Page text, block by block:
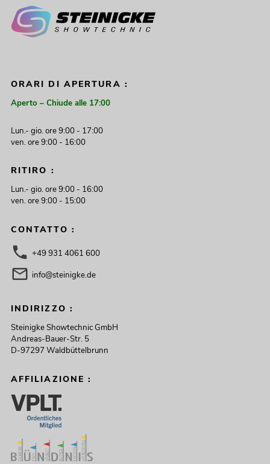
ORARI DI APERTURA :
Aperto – Chiude alle 17:00
Lun.- gio. ore 9:00 - 17:00
ven. ore 9:00 - 16:00
RITIRO :
Lun.- gio. ore 9:00 - 16:00
ven. ore 9:00 - 15:00
CONTATTO :
+49 931 4061 600
info@steinigke.de
INDIRIZZO :
Steinigke Showtechnic GmbH
Andreas-Bauer-Str. 5
D-97297 Waldbüttelbrunn
AFFILIAZIONE :